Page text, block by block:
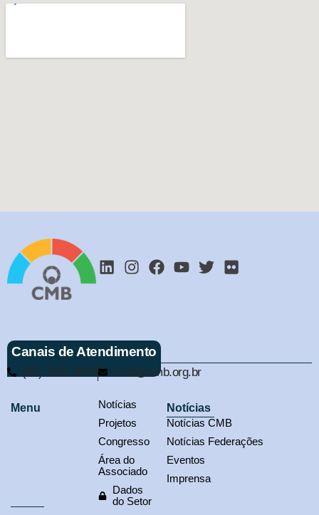
Canais de Atendimento
(61) 3321-9563 cmb@cmb.org.br
Menu
Notícias
Projetos
Congresso
Área do
Associado
Dados
do Setor
Notícias
Notícias CMB
Notícias Federações
Eventos
Imprensa